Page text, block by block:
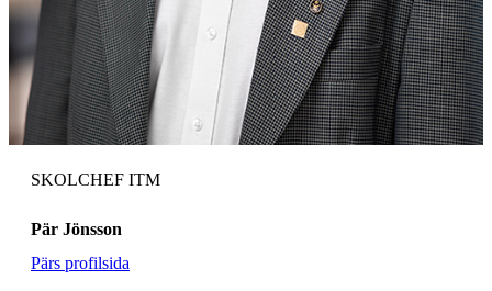
SKOLCHEF ITM
Pär Jönsson
Pärs profilsida